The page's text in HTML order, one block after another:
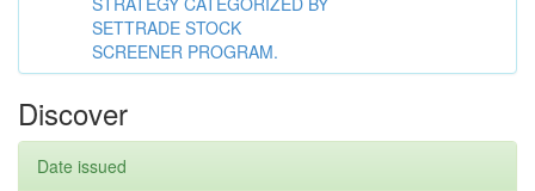
SETTRADE STOCK
SCREENER PROGRAM.
Discover
Date issued